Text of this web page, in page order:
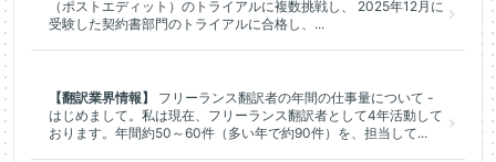
（ポストエディット）のトライアルに複数挑戦し、 2025年12月に
受験した契約書部門のトライアルに合格し、...
【翻訳業界情報】
フリーランス翻訳者の年間の仕事量について -
はじめまして。私は現在、フリーランス翻訳者として4年活動して
おります。年間約50～60件（多い年で約90件）を、担当して...